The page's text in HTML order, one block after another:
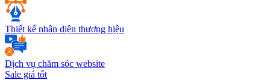
Thiết kế nhận diện thương hiệu
Dịch vụ chăm sóc website
Sale giá tốt